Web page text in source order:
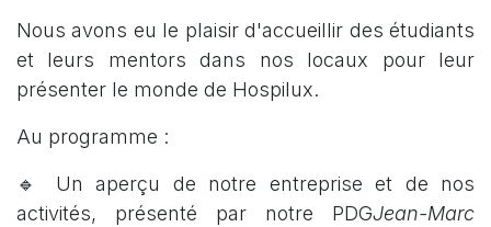
Nous avons eu le plaisir d'accueillir des étudiants
et leurs mentors dans nos locaux pour leur
présenter le monde de Hospilux.
Au programme :
🔹 Un aperçu de notre entreprise et de nos
activités, présenté par notre PDGJean-Marc